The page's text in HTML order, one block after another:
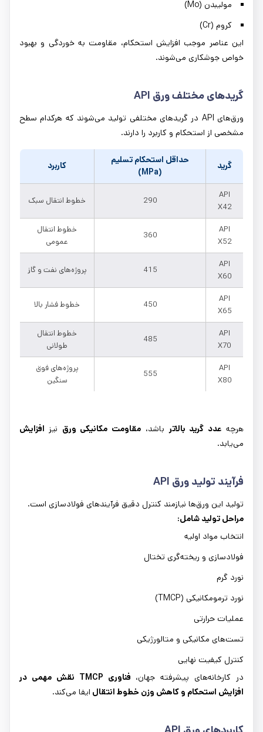
مولیبدن (Mo)
کروم (Cr)
این عناصر موجب افزایش استحکام، مقاومت به خوردگی و بهبود
خواص جوشکاری می‌شوند.
گریدهای مختلف ورق
ورق‌های API در گریدهای مختلفی تولید می‌شوند که هرکدام سطح
مشخصی از استحکام و کاربرد را دارند.
گرید
حداقل استحکام تسلیم
(MPa)
کاربرد
API
X42
290 خطوط انتقال سبک
API
X52
360
خطوط انتقال
عمومی
API
X60
415 پروژه‌های نفت و گاز
API
X65
450 خطوط فشار بالا
API
X70
485
خطوط انتقال
طولانی
API
X80
555
پروژه‌های فوق
سنگین
هرچه عدد گرید بالاترباشد، مقاومت مکانیکی ورق نیز افزایش
می‌یابد.
فرآیند تولید ورق
تولید این ورق‌ها نیازمند کنترل دقیق فرآیندهای فولادسازی است.
مراحل تولید شامل:
انتخاب مواد اولیه
فولادسازی و ریخته‌گری تختال
نورد گرم
نورد ترمومکانیکی (TMCP)
عملیات حرارتی
تست‌های مکانیکی و متالورژیکی
کنترل کیفیت نهایی
در کارخانه‌های پیشرفته جهان، فناوری
نقش مهمی در
افزایش استحکام و کاهش وزن خطوط انتقال ایفا می‌کند.